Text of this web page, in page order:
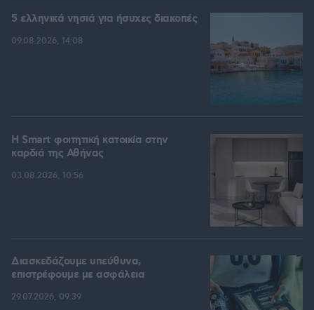
5 ελληνικά νησιά για ήσυχες διακοπές
09.08.2026, 14:08
Η Smart φοιτητική κατοικία στην
καρδιά της Αθήνας
03.08.2026, 10:56
Διασκεδάζουμε υπεύθυνα,
επιστρέφουμε με ασφάλεια
29.07.2026, 09:39